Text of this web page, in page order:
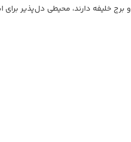
خلیفه دارند، محیطی دل‌پذیر برای